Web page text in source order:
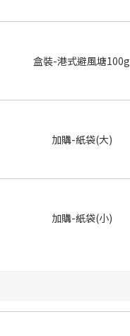
盒裝-港式避風塘100g
加購-紙袋(大)
加購-紙袋(小)